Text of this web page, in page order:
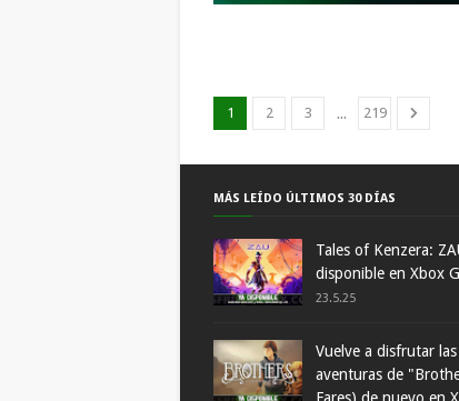
1 2 3 ... 219
MÁS LEÍDO ÚLTIMOS 30 DÍAS
Tales of Kenzera:
disponible en Xbox
23.5.25
Vuelve a disfrutar las
aventuras de